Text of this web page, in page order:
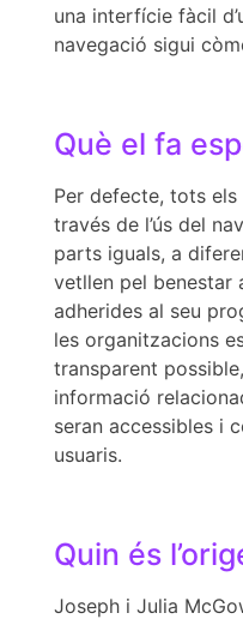
una interfície fàcil
navegació sigui
Què el fa
Per defecte, tots
través de l’ús del
parts iguals, a
vetllen pel benestar
adherides al seu
les organitzacions
transparent
informació
seran accessibles i
usuaris.
Quin és
Joseph i Julia